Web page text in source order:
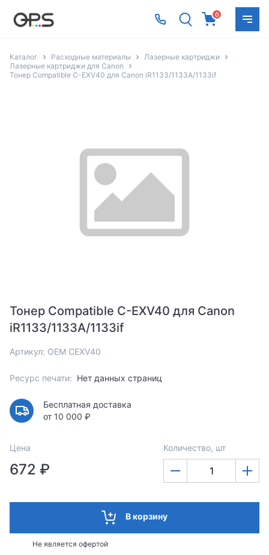
0
Каталог Расходные материалы
Лазерные картриджи
Лазерные картриджи для Canon
Тонер Compatible C-EXV40 для Canon iR1133/1133A/1133if
Тонер Compatible C-EXV40 для Canon
iR1133/1133A/1133if
Артикул: OEM CEXV40
Ресурс печати: Нет данных страниц
Бесплатная доставка
от 10 000 ₽
Цена
672 ₽
Количество, шт
В корзину
Не является офертой